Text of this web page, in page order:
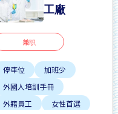
工廠
兼职
停車位
加班少
外國人培訓手冊
外籍員工
女性首選